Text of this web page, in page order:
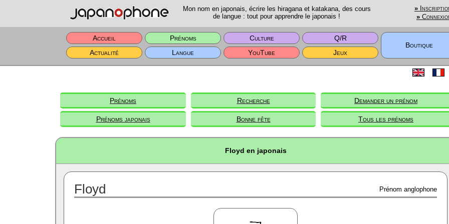
Mon nom en japonais, écrire les hiragana et katakana, des cours
de langue : tout pour apprendre le japonais !
»
»
Accueil Prénoms Culture
Q/R
Boutique
Actualité
Langue YouTube Jeux
Prénoms Recherche Demander un prénom
Prénoms japonais Bonne fête Tous les prénoms
Floyd en japonais
Floyd Prénom anglophone